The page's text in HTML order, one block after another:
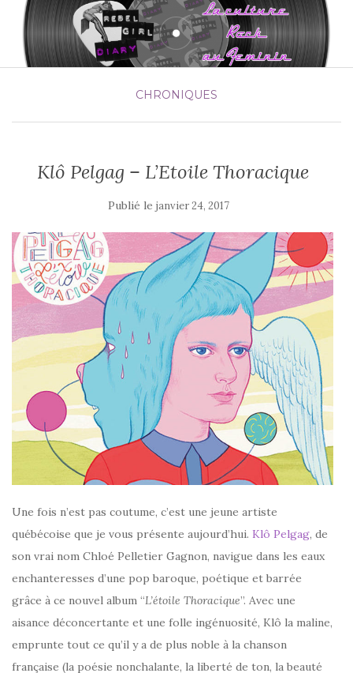
CHRONIQUES
Klô Pelgag – L’Etoile Thoracique
Publié le janvier 24, 2017
Une fois n’est pas coutume, c’est une jeune artiste
québécoise que je vous présente aujourd’hui. Klô Pelgag, de
son vrai nom Chloé Pelletier Gagnon, navigue dans les eaux
enchanteresses d’une pop baroque, poétique et barrée
grâce à ce nouvel album “L’étoile Thoracique”. Avec une
aisance déconcertante et une folle ingénuosité, Klô la maline,
emprunte tout ce qu’il y a de plus noble à la chanson
française (la poésie nonchalante, la liberté de ton, la beauté